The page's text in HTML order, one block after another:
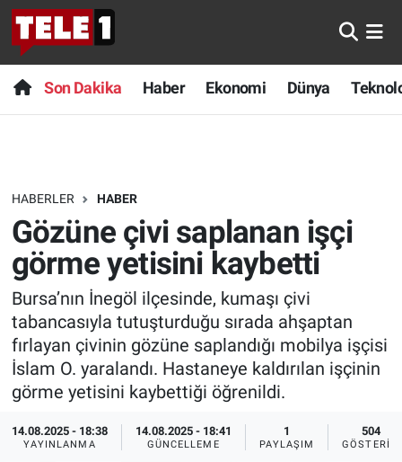
Son Dakika Haber Ekonomi Dünya
HABERLER HABER
Gözüne çivi saplanan işçi
görme yetisini kaybetti
Bursa’nın İnegöl ilçesinde, kumaşı çivi
tabancasıyla tutuşturduğu sırada ahşaptan
fırlayan çivinin gözüne saplandığı mobilya işçisi
İslam O. yaralandı. Hastaneye kaldırılan işçinin
görme yetisini kaybettiği öğrenildi.
14.08.2025 - 18:38
YAYINLANMA
14.08.2025 - 18:41
GÜNCELLEME
1
PAYLAŞIM
504
GÖSTERIM
Anında Manşet
Başka Sohbetler
Bilim turu
Bilim ve Teknoloji Evreni
Doğa Konuşuyor
Dünya
Ege Saati
Ege'den Esintiler
Son Dakika
Haber
Dünya
Sağlık
Spor
Yayın Akışı
İletişim
Nöbetçi Eczaneler
Hava Durumu
Trafik Durumu
Süper Lig Puan Durumu ve Fikstür
Tüm Manşetler
Son Dakika Haberleri
Haber Arşivi